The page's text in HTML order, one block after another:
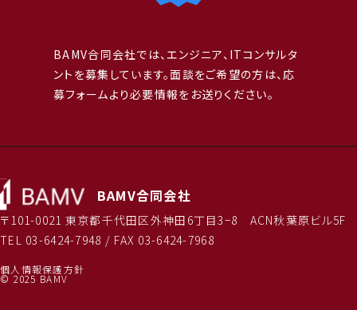
BAMV合同会社では、エンジニア、ITコンサルタ
ントを募集しています。面談をご希望の方は、応
募フォームより必要情報をお送りください。
BAMV合同会社
〒101-0021 東京都千代田区外神田6丁目3−8 ACN秋葉原ビル5F
TEL 03-6424-7948 / FAX 03-6424-7968
個人情報保護方針
© 2025 BAMV